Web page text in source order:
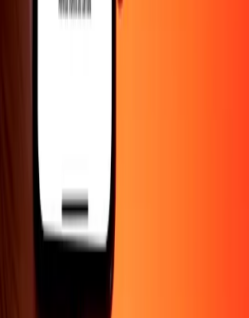
PromocionesSeguridad
de dineroCorporativo
promotor
Términos y
Centro de ayuda